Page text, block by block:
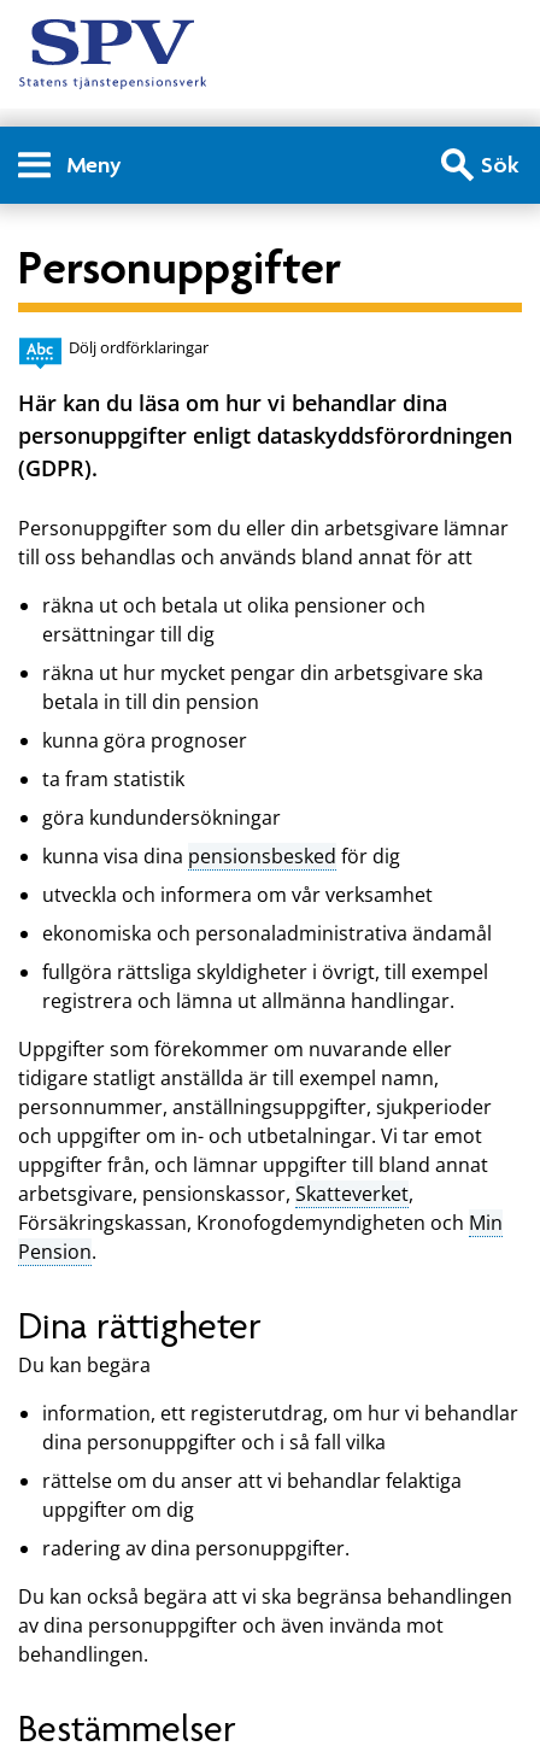
Meny Sök
Personuppgifter
Dölj ordförklaringar
Här kan du läsa om hur vi behandlar dina
personuppgifter enligt dataskyddsförordningen
(GDPR).
Personuppgifter som du eller din arbetsgivare lämnar
till oss behandlas och används bland annat för att
räkna ut och betala ut olika pensioner och
ersättningar till dig
räkna ut hur mycket pengar din arbetsgivare ska
betala in till din pension
kunna göra prognoser
ta fram statistik
göra kundundersökningar
kunna visa dina pensionsbesked för dig
utveckla och informera om vår verksamhet
ekonomiska och personaladministrativa ändamål
fullgöra rättsliga skyldigheter i övrigt, till exempel
registrera och lämna ut allmänna handlingar.
Uppgifter som förekommer om nuvarande eller
tidigare statligt anställda är till exempel namn,
personnummer, anställningsuppgifter, sjukperioder
och uppgifter om in- och utbetalningar. Vi tar emot
uppgifter från, och lämnar uppgifter till bland annat
arbetsgivare, pensionskassor, Skatteverket,
Försäkringskassan, Kronofogdemyndigheten och Min
Pension.
Dina rättigheter
Du kan begära
information, ett registerutdrag, om hur vi behandlar
dina personuppgifter och i så fall vilka
rättelse om du anser att vi behandlar felaktiga
uppgifter om dig
radering av dina personuppgifter.
Du kan också begära att vi ska begränsa behandlingen
av dina personuppgifter och även invända mot
behandlingen.
Bestämmelser